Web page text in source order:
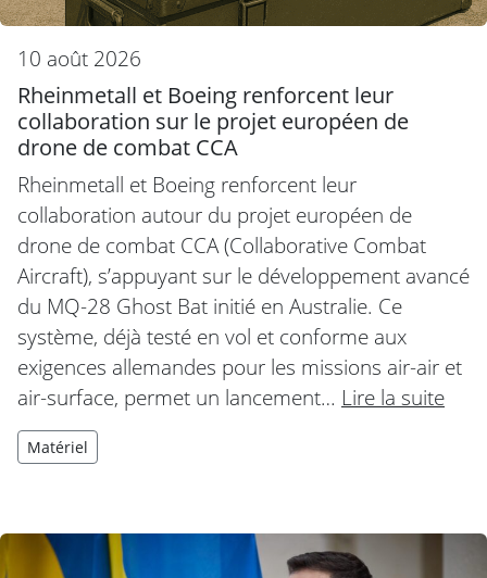
10 août 2026
Rheinmetall et Boeing renforcent leur
collaboration sur le projet européen de
drone de combat CCA
Rheinmetall et Boeing renforcent leur
collaboration autour du projet européen de
drone de combat CCA (Collaborative Combat
Aircraft), s’appuyant sur le développement avancé
du MQ-28 Ghost Bat initié en Australie. Ce
système, déjà testé en vol et conforme aux
exigences allemandes pour les missions air-air et
air-surface, permet un lancement… Lire la suite
Matériel